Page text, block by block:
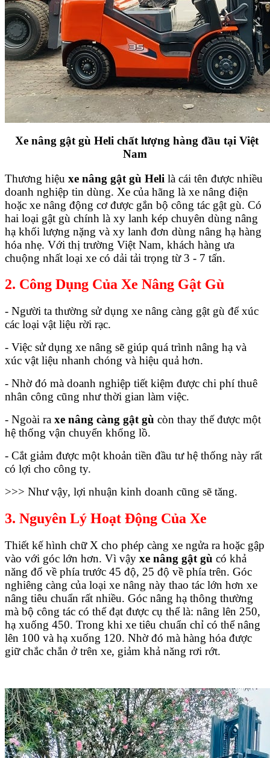
Xe nâng gật gù Heli chất lượng hàng đầu tại Việt
Nam
Thương hiệu xe nâng gật gù Heli là cái tên được nhiều
doanh nghiệp tin dùng. Xe của hãng là xe nâng điện
hoặc xe nâng động cơ được gắn bộ công tác gật gù. Có
hai loại gật gù chính là xy lanh kép chuyên dùng nâng
hạ khối lượng nặng và xy lanh đơn dùng nâng hạ hàng
hóa nhẹ. Với thị trường Việt Nam, khách hàng ưa
chuộng nhất loại xe có dải tải trọng từ 3 - 7 tấn.
2. Công Dụng Của Xe Nâng Gật Gù
- Người ta thường sử dụng xe nâng càng gật gù để xúc
các loại vật liệu rời rạc.
- Việc sử dụng xe nâng sẽ giúp quá trình nâng hạ và
xúc vật liệu nhanh chóng và hiệu quả hơn.
- Nhờ đó mà doanh nghiệp tiết kiệm được chi phí thuê
nhân công cũng như thời gian làm việc.
- Ngoài ra xe nâng càng gật gù còn thay thế được một
hệ thống vận chuyển khổng lồ.
- Cắt giảm được một khoản tiền đầu tư hệ thống này rất
có lợi cho công ty.
>>> Như vậy, lợi nhuận kinh doanh cũng sẽ tăng.
3. Nguyên Lý Hoạt Động Của Xe
Thiết kế hình chữ X cho phép càng xe ngửa ra hoặc gập
vào với góc lớn hơn. Vì vậy xe nâng gật gù có khả
năng đổ về phía trước 45 độ, 25 độ về phía trên. Góc
nghiêng càng của loại xe nâng này thao tác lớn hơn xe
nâng tiêu chuẩn rất nhiều. Góc nâng hạ thông thường
mà bộ công tác có thể đạt được cụ thể là: nâng lên 250,
hạ xuống 450. Trong khi xe tiêu chuẩn chỉ có thể nâng
lên 100 và hạ xuống 120. Nhờ đó mà hàng hóa được
giữ chắc chắn ở trên xe, giảm khả năng rơi rớt.